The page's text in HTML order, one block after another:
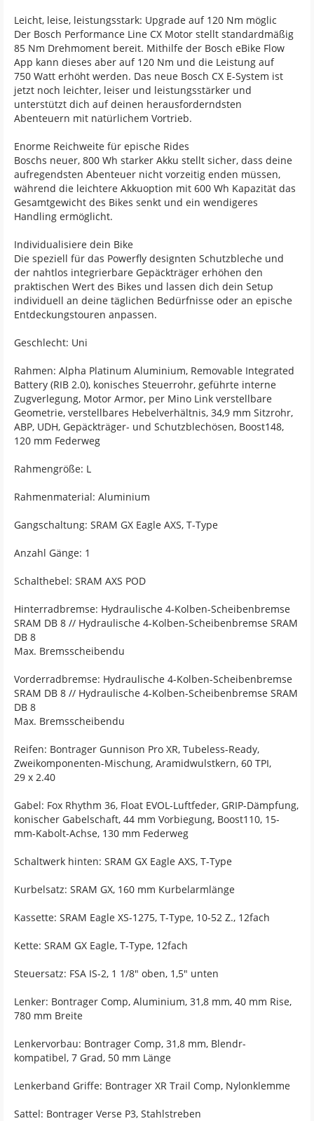
Leicht, leise, leistungsstark: Upgrade auf 120 Nm möglic
Der Bosch Performance Line CX Motor stellt standardmäßig
85 Nm Drehmoment bereit. Mithilfe der Bosch eBike Flow
App kann dieses aber auf 120 Nm und die Leistung auf
750 Watt erhöht werden. Das neue Bosch CX E-System ist
jetzt noch leichter, leiser und leistungsstärker und
unterstützt dich auf deinen herausforderndsten
Abenteuern mit natürlichem Vortrieb.
Enorme Reichweite für epische Rides
Boschs neuer, 800 Wh starker Akku stellt sicher, dass deine
aufregendsten Abenteuer nicht vorzeitig enden müssen,
während die leichtere Akkuoption mit 600 Wh Kapazität das
Gesamtgewicht des Bikes senkt und ein wendigeres
Handling ermöglicht.
Individualisiere dein Bike
Die speziell für das Powerfly designten Schutzbleche und
der nahtlos integrierbare Gepäckträger erhöhen den
praktischen Wert des Bikes und lassen dich dein Setup
individuell an deine täglichen Bedürfnisse oder an epische
Entdeckungstouren anpassen.
Geschlecht: Uni
Rahmen: Alpha Platinum Aluminium, Removable Integrated
Battery (RIB 2.0), konisches Steuerrohr, geführte interne
Zugverlegung, Motor Armor, per Mino Link verstellbare
Geometrie, verstellbares Hebelverhältnis, 34,9 mm Sitzrohr,
ABP, UDH, Gepäckträger- und Schutzblechösen, Boost148,
120 mm Federweg
Rahmengröße: L
Rahmenmaterial: Aluminium
Gangschaltung: SRAM GX Eagle AXS, T-Type
Anzahl Gänge: 1
Schalthebel: SRAM AXS POD
Hinterradbremse: Hydraulische 4-Kolben-Scheibenbremse
SRAM DB 8 // Hydraulische 4-Kolben-Scheibenbremse SRAM
DB 8
Max. Bremsscheibendu
Vorderradbremse: Hydraulische 4-Kolben-Scheibenbremse
SRAM DB 8 // Hydraulische 4-Kolben-Scheibenbremse SRAM
DB 8
Max. Bremsscheibendu
Reifen: Bontrager Gunnison Pro XR, Tubeless-Ready,
Zweikomponenten-Mischung, Aramidwulstkern, 60 TPI,
29 x 2.40
Gabel: Fox Rhythm 36, Float EVOL-Luftfeder, GRIP-Dämpfung,
konischer Gabelschaft, 44 mm Vorbiegung, Boost110, 15-
mm-Kabolt-Achse, 130 mm Federweg
Schaltwerk hinten: SRAM GX Eagle AXS, T-Type
Kurbelsatz: SRAM GX, 160 mm Kurbelarmlänge
Kassette: SRAM Eagle XS-1275, T-Type, 10-52 Z., 12fach
Kette: SRAM GX Eagle, T-Type, 12fach
Steuersatz: FSA IS-2, 1 1/8" oben, 1,5" unten
Lenker: Bontrager Comp, Aluminium, 31,8 mm, 40 mm Rise,
780 mm Breite
Lenkervorbau: Bontrager Comp, 31,8 mm, Blendr-
kompatibel, 7 Grad, 50 mm Länge
Lenkerband Griffe: Bontrager XR Trail Comp, Nylonklemme
Sattel: Bontrager Verse P3, Stahlstreben